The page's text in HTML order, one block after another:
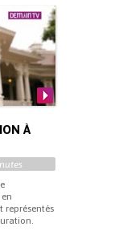
À
représentés